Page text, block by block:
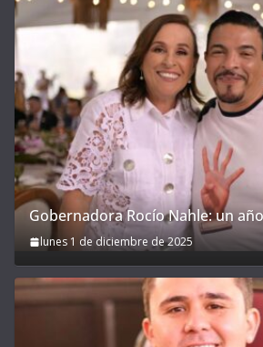
Gobernadora Rocío Nahle: un año
lunes 1 de diciembre de 2025